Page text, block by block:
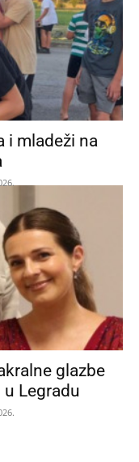
i mladeži na
glazbe
Legradu